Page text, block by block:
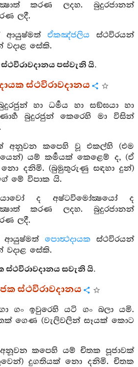
කරණ ලදහ. බුදුරජානන්
ලදී.
ආයුෂ්මත්ඒකඤ්ජලිය ස්ථවිරයන්
වදාළ සේකි.
පස්වැනි යි.
ස්ථවිරාවදානය
හා ධර්‍මය හා සඞ්ඝයා හා
බුදුරජුන් කෙරෙහි මා විසින්
අනූවන කපෙහි වූ එකල්හි (එම
යම් කර්‍මයක් කෙළෙම් ද, (ඒ
දනිමි. (බුමුතුරුණු සඳහා දුන්)
මේ විපාක යි.
ද අෂ්ටවිමෝක්‍ෂයෝ ද
කරණ ලදහ. බුදුරජානන්
ලදී.
ආයුෂ්මත් පොත්‍ථදායක ස්ථවිරයන්
වදාළ සේකි.
ස්ථවිරාවදානය සවැනි යි.
ස්ථවිරාවදානය
ගං ඉවුරෙහි යටි ගං බලා යමි.
ගෙණ (වැලිවලින් සෑයක් කොට
කපෙහි යම් චිතක පූජාවක්
දුගතියක් නො දනිමි. චිතක